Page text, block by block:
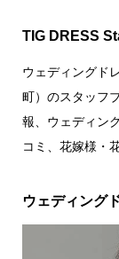
TIG DRESS
ウェディングド
町）のスタッフ
報、ウェディン
コミ、花嫁様・
ウェディング